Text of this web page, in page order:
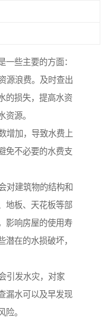
些主要的方面：
源浪费。及时查出
的损失，提高水资
资源。
增加，导致水费上
免不必要的水费支
对建筑物的结构和
地板、天花板等部
影响房屋的使用寿
在的水损破坏，
引发水灾，对家
漏水可以及早发现
险。